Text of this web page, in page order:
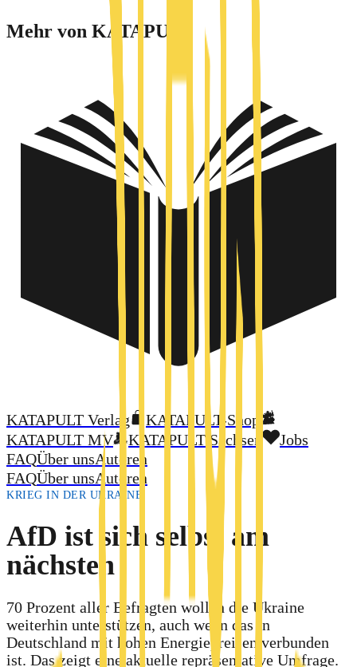
Mehr von KATAPULT
KATAPULT Verlag
KATAPULT-Shop
KATAPULT MV
KATAPULT Sachsen
Jobs
FAQÜber unsAutoren
FAQÜber unsAutoren
KRIEG IN DER UKRAINE
AfD ist sich selbst am
nächsten
70 Prozent aller Befragten wollen die Ukraine
weiterhin unterstützen, auch wenn das in
Deutschland mit hohen Energiepreisen verbunden
ist. Das zeigt eine aktuelle repräsentative Umfrage.